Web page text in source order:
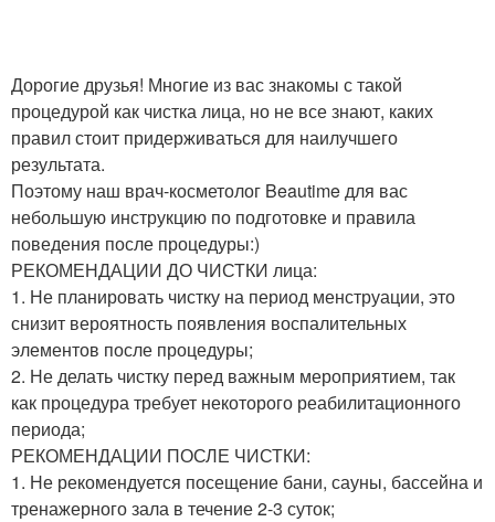
Дорогие друзья! Многие из вас знакомы с такой
процедурой как чистка лица, но не все знают, каких
правил стоит придерживаться для наилучшего
результата.
Поэтому наш врач-косметолог Beautime для вас
небольшую инструкцию по подготовке и правила
поведения после процедуры:)
РЕКОМЕНДАЦИИ ДО ЧИСТКИ лица:
1. Не планировать чистку на период менструации, это
снизит вероятность появления воспалительных
элементов после процедуры;
2. Не делать чистку перед важным мероприятием, так
как процедура требует некоторого реабилитационного
периода;
РЕКОМЕНДАЦИИ ПОСЛЕ ЧИСТКИ:
1. Не рекомендуется посещение бани, сауны, бассейна и
тренажерного зала в течение 2-3 суток;